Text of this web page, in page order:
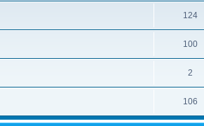
124
100
2
106